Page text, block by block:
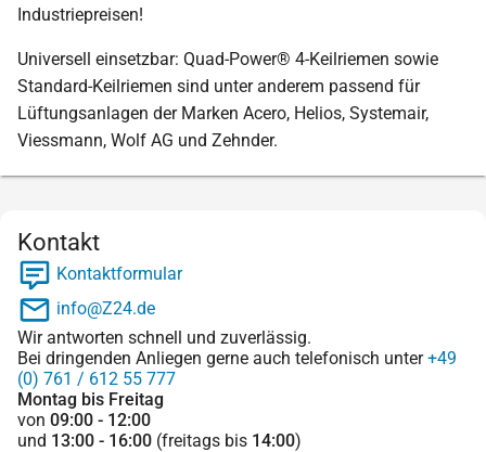
Industriepreisen!
Universell einsetzbar: Quad-Power® 4-Keilriemen sowie
Standard-Keilriemen sind unter anderem passend für
Lüftungsanlagen der Marken Acero, Helios, Systemair,
Viessmann, Wolf AG und Zehnder.
Kontakt
Kontaktformular
info@Z24.de
Wir antworten schnell und zuverlässig.
Bei dringenden Anliegen gerne auch telefonisch unter+49
(0) 761 / 612 55 777
Montag bis Freitag
von 09:00 - 12:00
und 13:00 - 16:00 (freitags bis 14:00)